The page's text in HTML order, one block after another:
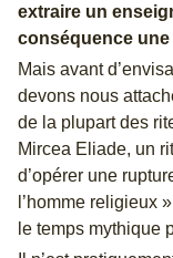
extraire un
conséquence une
Mais avant
devons nous
de la plupart des
Mircea Eliade, un
d’opérer une
l’homme religieux
le temps mythique